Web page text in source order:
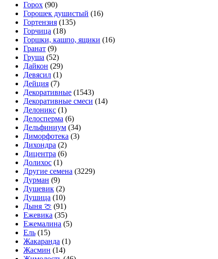
Горох (90)
Горошек душистый (16)
Гортензия (135)
Горчица (18)
Горшки, кашпо, ящики (16)
Гранат (9)
Груша (52)
Дайкон (29)
Девясил (1)
Дейция (7)
Декоративные (1543)
Декоративные смеси (14)
Делоникс (1)
Делосперма (6)
Дельфиниум (34)
Диморфотека (3)
Дихондра (2)
Дицентра (6)
Долихос (1)
Другие семена (3229)
Дурман (9)
Душевик (2)
Душица (10)
Дыня 🍈 (91)
Ежевика (35)
Ежемалина (5)
Ель (15)
Жакаранда (1)
Жасмин (14)